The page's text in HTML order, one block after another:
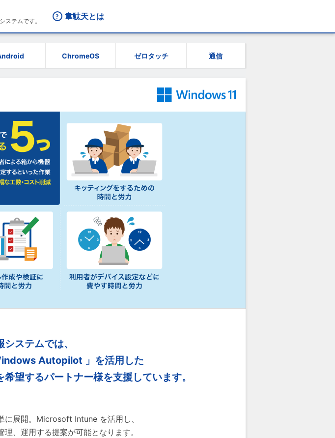
ステムです。
韋駄天とは
ChromeOS ゼロタッチ 通信
ステムでは、
Autopilot 」を活用した
希望するパートナー様を支援しています。
に展開。Microsoft Intune を活用し、
、運用する提案が可能となります。